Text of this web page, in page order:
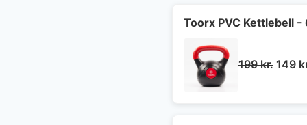
Toorx PVC Kettlebell -
199kr. Den
149